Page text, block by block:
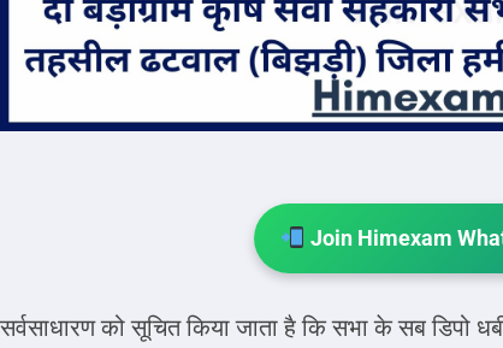
Join Himexam
सर्वसाधारण को सूचित किया जाता है कि सभा के सब डिपो